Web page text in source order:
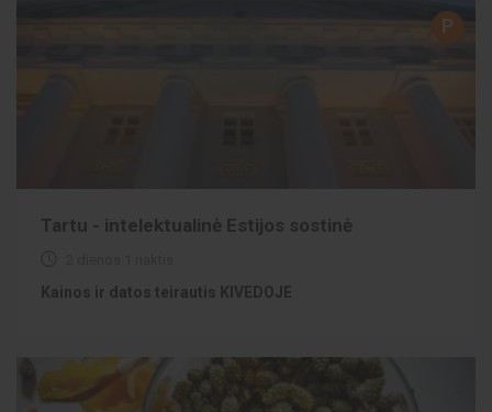
P
Tartu - intelektualinė Estijos sostinė
Kainos ir datos teirautis KIVEDOJE